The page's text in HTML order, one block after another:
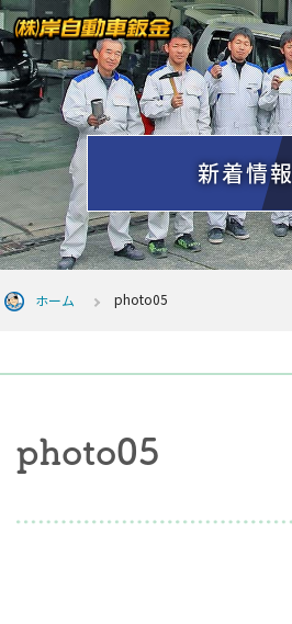
新着情報
ホーム photo05
photo05